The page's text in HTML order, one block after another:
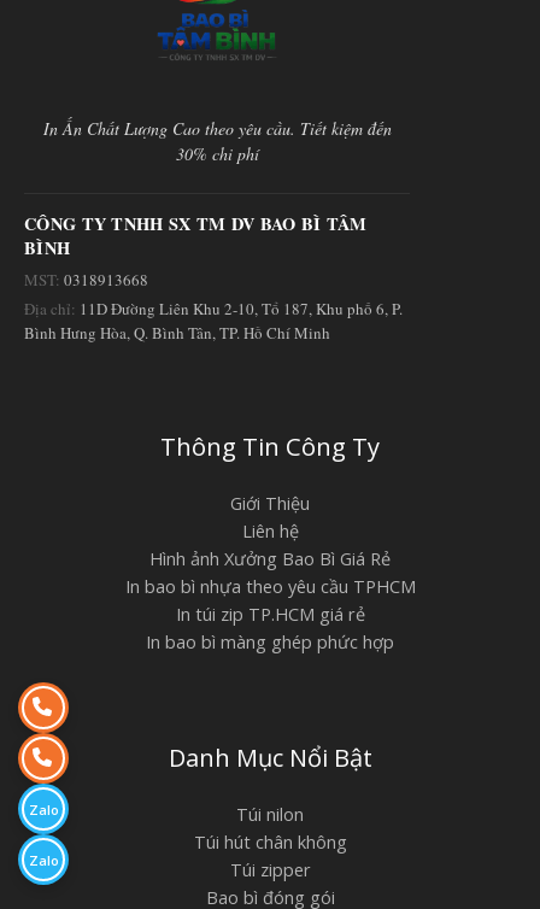
In Ấn Chất Lượng Cao theo yêu cầu. Tiết kiệm đến
30% chi phí
CÔNG TY TNHH SX TM DV BAO BÌ TÂM
BÌNH
MST: 0318913668
Địa chỉ: 11D Đường Liên Khu 2-10, Tổ 187, Khu phố 6, P.
Bình Hưng Hòa, Q. Bình Tân, TP. Hồ Chí Minh
Thông Tin Công Ty
Giới Thiệu
Liên hệ
Hình ảnh Xưởng Bao Bì Giá Rẻ
In bao bì nhựa theo yêu cầu TPHCM
In túi zip TP.HCM giá rẻ
In bao bì màng ghép phức hợp
Danh Mục Nổi Bật
Túi nilon
Túi hút chân không
Túi zipper
Bao bì đóng gói
Zalo
Zalo